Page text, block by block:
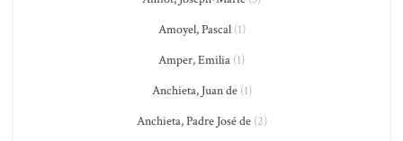
Amoyel, Pascal(1)
Amper, Emilia (1)
Anchieta, Juan de(1)
Anchieta, Padre José de(2)